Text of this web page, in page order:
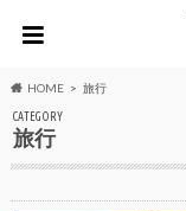
HOME 旅行
CATEGORY
旅行